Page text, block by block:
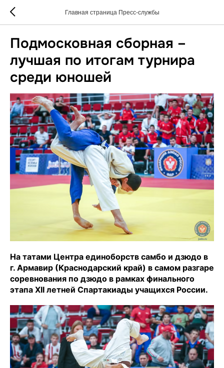
Главная страница Пресс-службы
​​​​​​​Подмосковная сборная –
лучшая по итогам турнира
среди юношей
На татами Центра единоборств самбо и дзюдо в
г. Армавир (Краснодарский край) в самом разгаре
соревнования по дзюдо в рамках финального
этапа XII летней Спартакиады учащихся России.